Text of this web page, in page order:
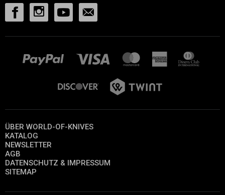
ÜBER WORLD-OF-KNIVES
KATALOG
NEWSLETTER
AGB
DATENSCHUTZ & IMPRESSUM
SITEMAP